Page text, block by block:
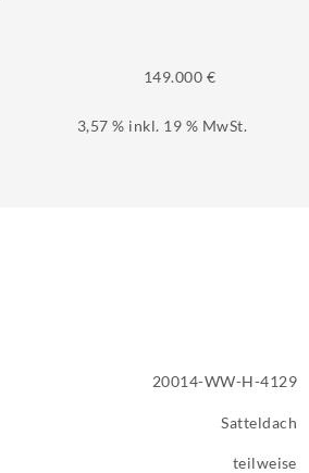
149.000 €
3,57 % inkl. 19 % MwSt.
20014-WW-H-4129
Satteldach
teilweise